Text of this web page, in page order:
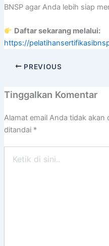
BNSP agar Anda lebih siap
Daftar sekarang melalui:
https://
PREVIOUS
Tinggalkan Komentar
Alamat email Anda tidak akan
ditandai *